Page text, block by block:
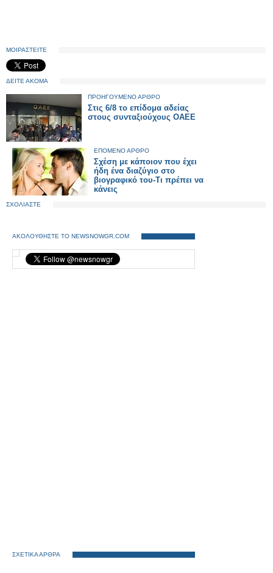
ΜΟΙΡΑΣΤΕΙΤΕ
ΔΕΙΤΕ ΑΚΟΜΑ
ΠΡΟΗΓΟΥΜΕΝΟ ΑΡΘΡΟ
Στις 6/8 το επίδομα αδείας
στους συνταξιούχους ΟΑΕΕ
ΕΠΟΜΕΝΟ ΑΡΘΡΟ
Σχέση με κάποιον που έχει
ήδη ένα διαζύγιο στο
βιογραφικό του-Τι πρέπει να
κάνεις
ΣΧΟΛΙΑΣΤΕ
ΑΚΟΛΟΥΘΗΣΤΕ ΤΟ NEWSNOWGR.COM
ΣΧΕΤΙΚΑ ΑΡΘΡΑ